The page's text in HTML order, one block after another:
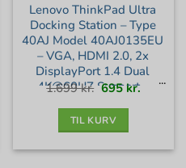
Lenovo ThinkPad Ultra
Docking Station – Type
40AJ Model 40AJ0135EU
– VGA, HDMI 2.0, 2x
DisplayPort 1.4 Dual
4K@60HZ Support –
Dock – Fabriksny i box
1.699kr. Den
oprindelige
pris
695kr.Den
aktuelle
pris
TIL KURV